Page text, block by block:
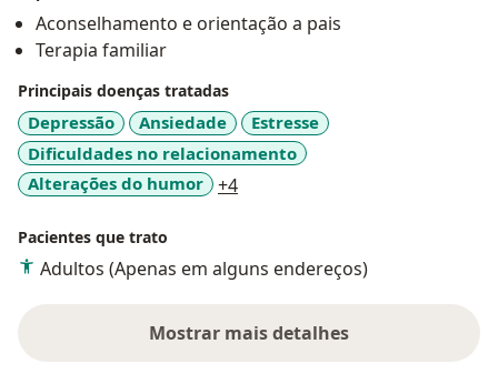
Aconselhamento e orientação a pais
Terapia familiar
Principais doenças tratadas
Depressão Ansiedade
Estresse
Dificuldades no relacionamento
Alterações do humor
+4a11y_sr_more_diseases
Pacientes que trato
Adultos (Apenas em alguns endereços)
Mostrar mais detalhes
sobre a experiência